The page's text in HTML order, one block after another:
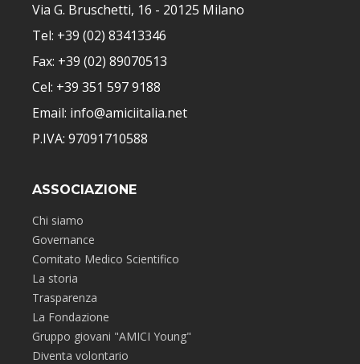
Via G. Bruschetti, 16 - 20125 Milano
Tel: +39 (02) 83413346
Fax: +39 (02) 89070513
Cel: +39 351 597 9188
Email: info@amiciitalia.net
P.IVA: 97091710588
ASSOCIAZIONE
Chi siamo
Governance
Comitato Medico Scientifico
La storia
Trasparenza
La Fondazione
Gruppo giovani "AMICI Young"
Diventa volontario